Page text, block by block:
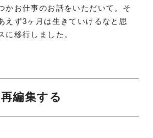
かお仕事のお話をいただいて。そ
えず3ヶ月は生きていけるなと思
に移行しました。
編集する